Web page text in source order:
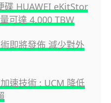
碟 HUAWEI eKitStor
可達 4,000 TBW
即將發佈 減少對外
速技術 : UCM 降低